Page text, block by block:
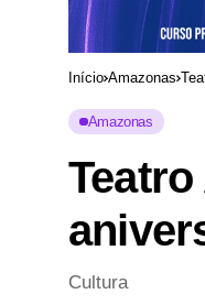
Início Amazonas
Amazonas
Cultura